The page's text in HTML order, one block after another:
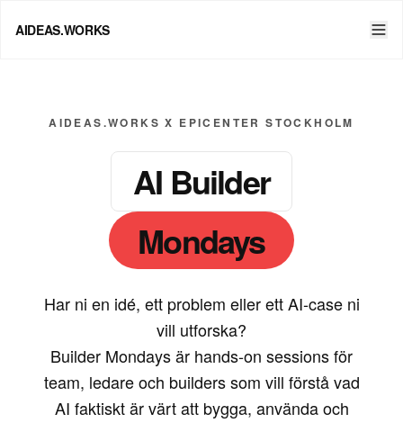
AIDEAS.WORKS
AIDEAS.WORKS X EPICENTER STOCKHOLM
AI Builder
Mondays
Har ni en idé, ett problem eller ett AI-case ni
vill utforska?
Builder Mondays är hands-on sessions för
team, ledare och builders som vill förstå vad
AI faktiskt är värt att bygga, använda och